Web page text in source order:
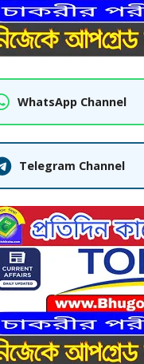
WhatsApp Channel
Telegram Channel